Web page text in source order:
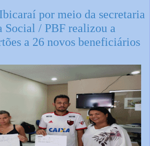
por meio da secretaria
Social / PBF realizou a
a 26 novos beneficiários